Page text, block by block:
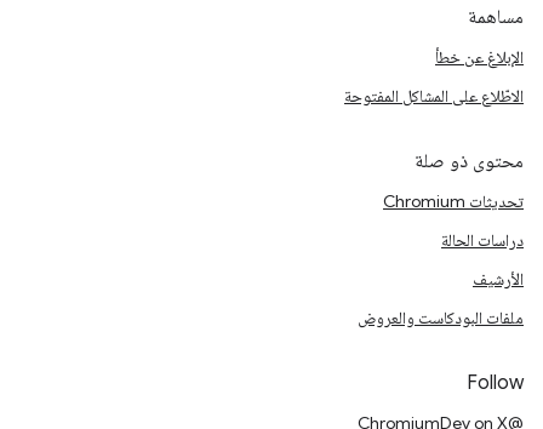
مساهمة
الإبلاغ عن خطأ
الاطّلاع على المشاكل المفتوحة
محتوى ذو صلة
تحديثات Chromium
دراسات الحالة
الأرشيف
ملفات البودكاست والعروض
Follow
@ChromiumDev on X